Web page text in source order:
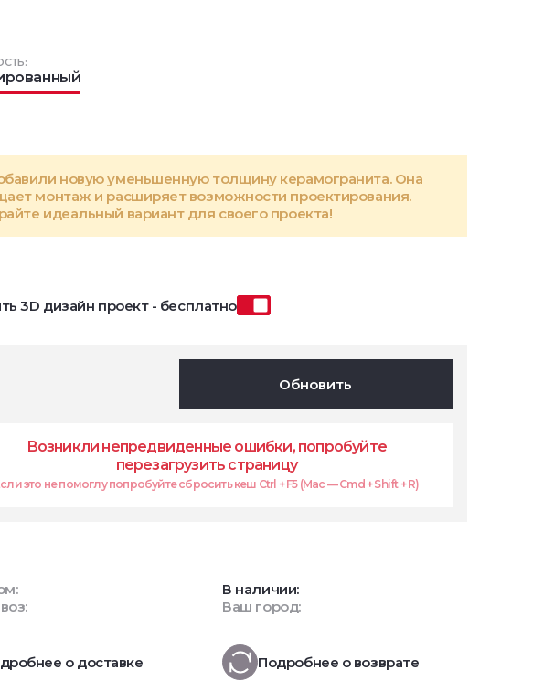
новую уменьшенную толщину керамогранита. Она
монтаж и расширяет возможности проектирования.
идеальный вариант для своего проекта!
3D дизайн проект - бесплатно
Обновить
Возникли непредвиденные ошибки, попробуйте
перезагрузить страницу
это не помоглу попробуйте сбросить кеш Ctrl + F5 (Mac — Cmd + Shift + R)
В наличии:
Ваш город:
о доставке Подробнее о возврате